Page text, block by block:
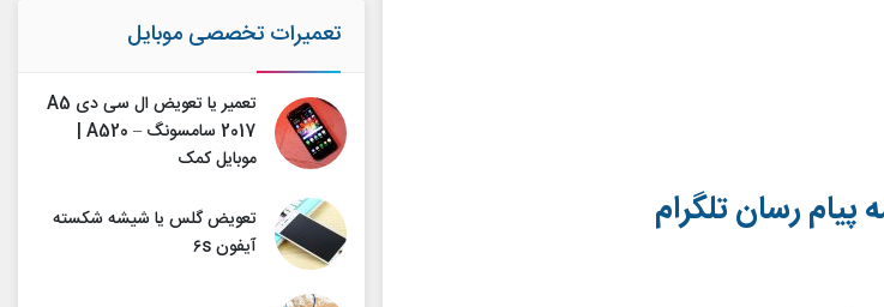
پیام رسان تلگرام
تعمیرات تخصصی موبایل
تعمیر یا تعویض ال سی دی A5
2017 سامسونگ – A520 |
موبایل کمک
تعویض گلس یا شیشه شکسته
آیفون ۶s